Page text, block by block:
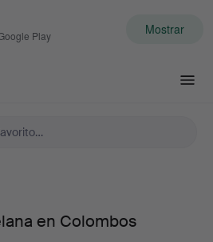
Play Mostrar
en Colombos